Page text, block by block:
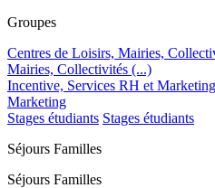
Groupes
Centres de Loisirs, Mairies,
Mairies, Collectivités (...)
Incentive, Services RH et Marketing
Marketing
Stages étudiants Stages étudiants
Séjours Familles
Séjours Familles